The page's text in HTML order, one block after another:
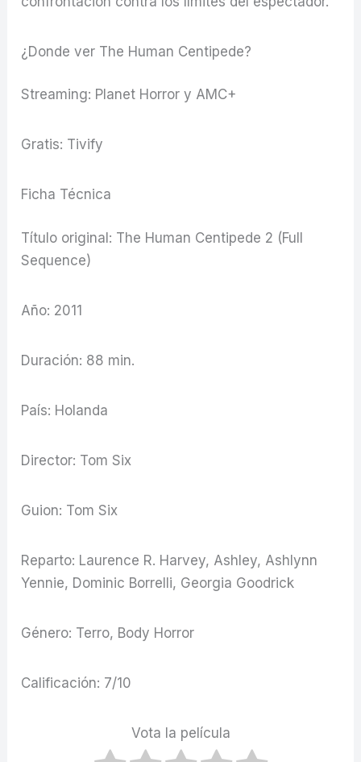
¿Donde ver The Human Centipede?
Streaming: Planet Horror y AMC+
Gratis: Tivify
Ficha Técnica
Título original: The Human Centipede 2 (Full
Sequence)
Año: 2011
Duración: 88 min.
País: Holanda
Director: Tom Six
Guion: Tom Six
Reparto: Laurence R. Harvey, Ashley, Ashlynn
Yennie, Dominic Borrelli, Georgia Goodrick
Género: Terro, Body Horror
Calificación: 7/10
Vota la película